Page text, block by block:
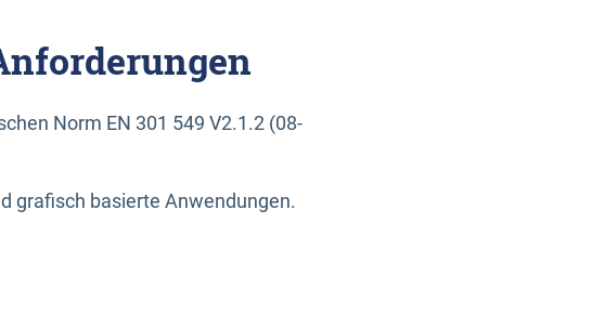
Norm EN 301 549 V2.1.2 (08-
grafisch basierte Anwendungen.